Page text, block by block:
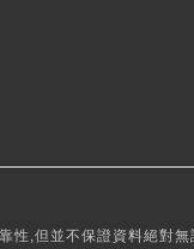
,但並不保證資料絕對